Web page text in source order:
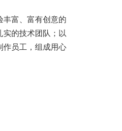
丰富、富有创意的
实的技术团队；以
作员工，组成用心